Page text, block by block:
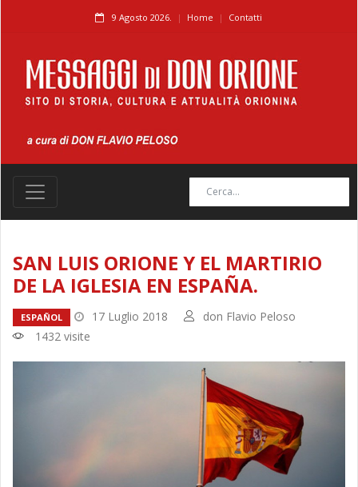
9 Agosto 2026. Home Contatti
SAN LUIS ORIONE Y EL MARTIRIO
DE LA IGLESIA EN ESPAÑA.
ESPAÑOL 17 Luglio 2018
don Flavio Peloso
1432 visite